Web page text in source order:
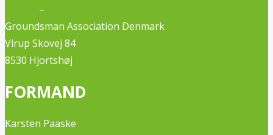
–
Groundsman Association Denmark
Virup Skovej 84
8530 Hjortshøj
FORMAND
Karsten Paaske